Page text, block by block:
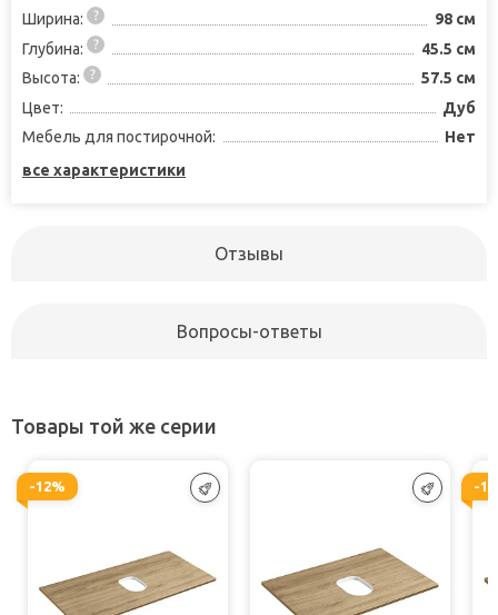
Ширина:
98 см
Глубина:
45.5 см
Высота:
57.5 см
Цвет:
Дуб
Мебель для постирочной:
Нет
все характеристики
Отзывы
Вопросы-ответы
Товары той же серии
-12% -